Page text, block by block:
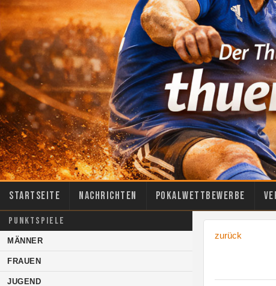
Startseite Nachrichten Pokalwettbewerbe
PUNKTSPIELE
MÄNNER
FRAUEN
JUGEND
zurück